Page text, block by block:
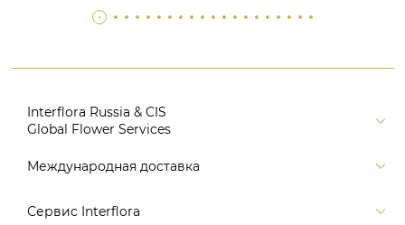
Interflora Russia & CIS
Global Flower Services
Версия для печати
Поиск
Международная доставка
Россия
Сервис Interflora